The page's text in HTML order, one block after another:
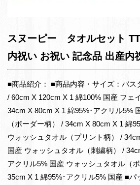
スヌーピー タオルセット
内祝い お祝い 記念品 出産内
■商品紹介： ■商品内容・サイズ：バス
/ 60cm X 120cm X 1 綿100% 国産 フェ
34cm X 80cm X 1 綿95%･アクリル5%
（ボーダー柄） / 34cm X 80cm X 1 綿
ウォッシュタオル（プリント柄） /
国産 ウォッシュタオル（刺繍柄） /
アクリル5% 国産 ウォッシュタオル（
35cm X 1 綿95%･アクリル5% 国産 ■パ